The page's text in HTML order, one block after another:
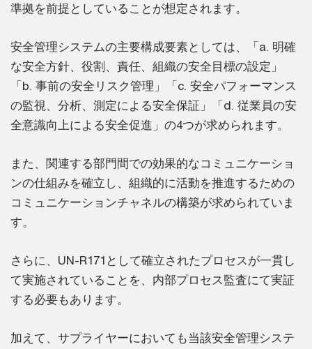
準拠を前提としていることが想定されます。
安全管理システムの主要構成要素としては、「a. 明確
な安全方針、役割、責任、組織の安全目標の設定」
「b. 事前の安全リスク管理」「c. 安全パフォーマンス
の監視、分析、測定による安全保証」「d. 従業員の安
全意識向上による安全促進」の4つが求められます。
また、関連する部門間での効果的なコミュニケーショ
ンの仕組みを確立し、組織的に活動を推進するための
コミュニケーションチャネルの構築が求められていま
す。
さらに、UN-R171として確立されたプロセスが一貫し
て実施されていることを、内部プロセス監査にて実証
する必要もあります。
加えて、サプライヤーにおいても当該安全管理システ